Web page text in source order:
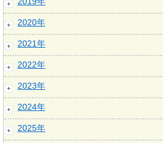
2020年
2021年
2022年
2023年
2024年
2025年